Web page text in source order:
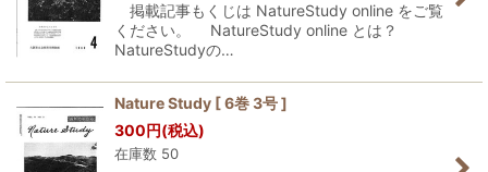
掲載記事もくじは NatureStudy online をご覧
ください。 NatureStudy online とは？
NatureStudyの…
Nature Study [ 6巻 3号 ]
300円(税込)
在庫数 50